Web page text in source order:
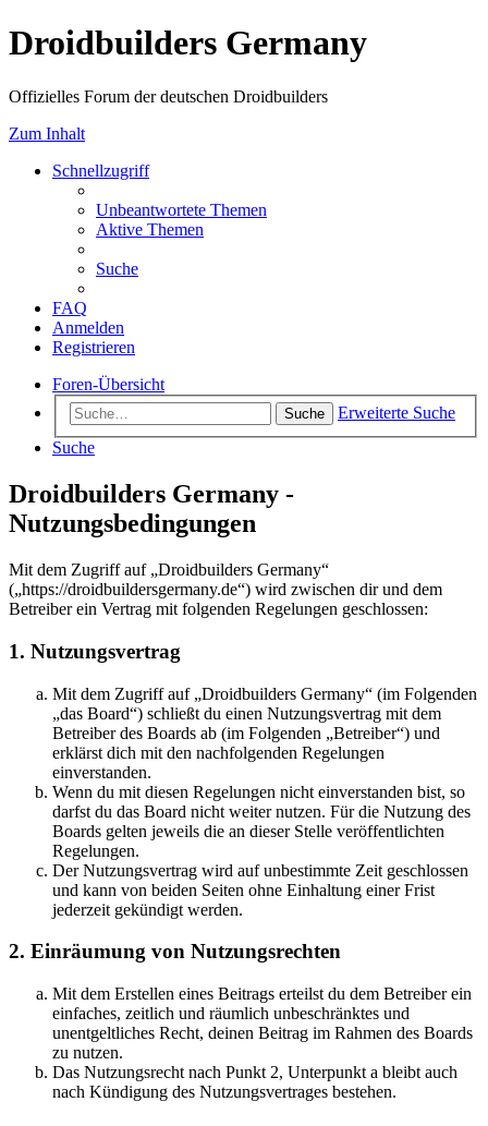
Droidbuilders Germany
Offizielles Forum der deutschen Droidbuilders
Zum Inhalt
Schnellzugriff
Unbeantwortete Themen
Aktive Themen
Suche
FAQ
Anmelden
Registrieren
Foren-Übersicht
Suche
Erweiterte Suche
Suche
Droidbuilders Germany -
Nutzungsbedingungen
Mit dem Zugriff auf „Droidbuilders Germany“
(„https://droidbuildersgermany.de“) wird zwischen dir und dem
Betreiber ein Vertrag mit folgenden Regelungen geschlossen:
1. Nutzungsvertrag
Mit dem Zugriff auf „Droidbuilders Germany“ (im Folgenden
„das Board“) schließt du einen Nutzungsvertrag mit dem
Betreiber des Boards ab (im Folgenden „Betreiber“) und
erklärst dich mit den nachfolgenden Regelungen
einverstanden.
Wenn du mit diesen Regelungen nicht einverstanden bist, so
darfst du das Board nicht weiter nutzen. Für die Nutzung des
Boards gelten jeweils die an dieser Stelle veröffentlichten
Regelungen.
Der Nutzungsvertrag wird auf unbestimmte Zeit geschlossen
und kann von beiden Seiten ohne Einhaltung einer Frist
jederzeit gekündigt werden.
2. Einräumung von Nutzungsrechten
Mit dem Erstellen eines Beitrags erteilst du dem Betreiber ein
einfaches, zeitlich und räumlich unbeschränktes und
unentgeltliches Recht, deinen Beitrag im Rahmen des Boards
zu nutzen.
Das Nutzungsrecht nach Punkt 2, Unterpunkt a bleibt auch
nach Kündigung des Nutzungsvertrages bestehen.